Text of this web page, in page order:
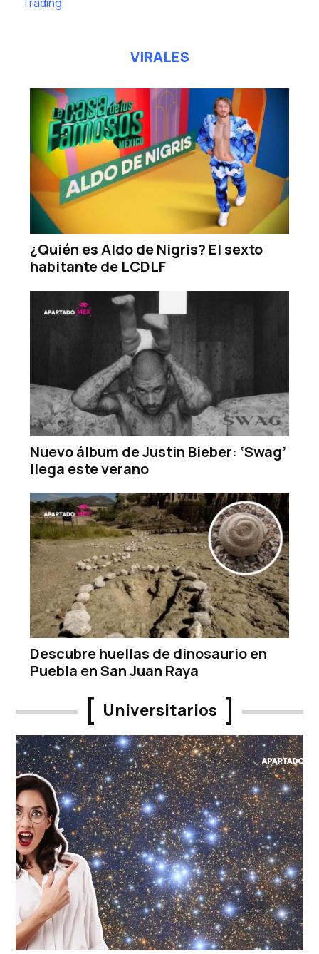
VIRALES
¿Quién es Aldo de Nigris? El sexto
habitante de LCDLF
Nuevo álbum de Justin Bieber: ‘Swag’
llega este verano
Descubre huellas de dinosaurio en
Puebla en San Juan Raya
Universitarios